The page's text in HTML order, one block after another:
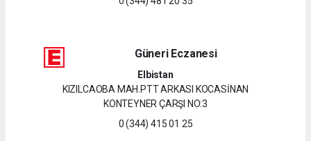
Güneri Eczanesi
Elbistan
KIZILCAOBA MAH.PTT ARKASI KOCASİNAN
KONTEYNER ÇARŞI NO:3
0 (344) 415 01 25